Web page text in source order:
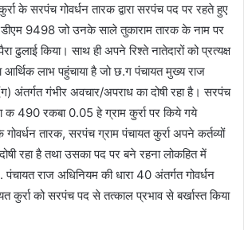
के सरपंच गोवर्धन तारक द्वारा सरपंच पद पर रहते हुए
डीएम 9498 जो उनके साले तुकाराम तारक के नाम पर
ढुलाई किया। साथ ही अपने रिश्ते नातेदारों को प्रत्यक्ष
लाभ पहुंचाया है जो छ.ग पंचायत मुख्य राज
अंतर्गत गंभीर अवचार/अपराध का दोषी रहा है। सरपंच
क 490 रकबा 0.05 हे ग्राम कुर्रा पर किये गये
तारक, सरपंच ग्राम पंचायत कुर्रा अपने कर्तव्यों
रहा है तथा उसका पद पर बने रहना लोकहित में
राज अधिनियम की धारा 40 अंतर्गत गोवर्धन
कुर्रा को सरपंच पद से तत्काल प्रभाव से बर्खास्त किया